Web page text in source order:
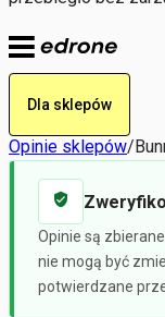
Dla sklepów
Opinie sklepów/
Opinie są
nie mogą być
potwierdzane